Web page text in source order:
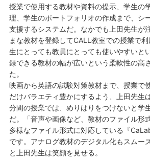
授業で使用する教材や資料の提示、学生の
理、学生のポートフォリオの作成まで、シ
支援するシステムだ。なかでも上田先生が
まな教材を登録してCALL教室での授業で
生にとっても教員にとっても使いやすいと
録できる教材の幅が広いという柔軟性の高
た。
映画から英語の試験対策教材まで、授業で
だけバラエティ豊かにするよう、上田先生
分間の授業では、めりはりをつけないと学
だ。「音声や画像など、教材のファイル形
多様なファイル形式に対応している『
です。アナログ教材のデジタル化もスムー
と上田先生は笑顔を見せる。